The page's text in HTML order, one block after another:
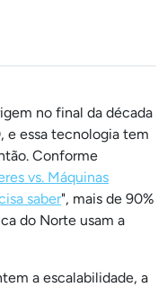
no final da década
e essa tecnologia tem
Conforme
vs. Máquinas
saber", mais de 90%
do Norte usam a
a escalabilidade, a